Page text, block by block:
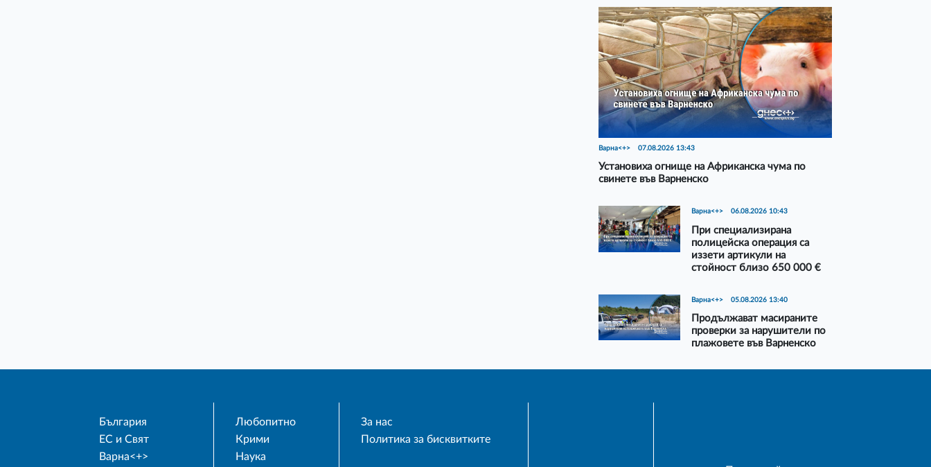
Варна<+> 07.08.2026 13:43
Установиха огнище на Африканска чума по
свинете във Варненско
Варна<+> 06.08.2026 10:43
При специализирана
полицейска операция са
иззети артикули на
стойност близо 650 000 €
Варна<+> 05.08.2026 13:40
Продължават масираните
проверки за нарушители по
плажовете във Варненско
България
ЕС и Свят
Варна<+>
Любопитно
Крими
Наука
За нас
Политика за бисквитките